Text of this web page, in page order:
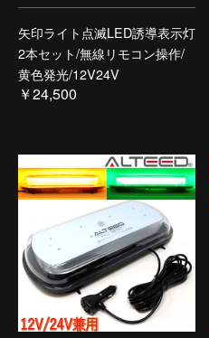
矢印ライト点滅LED誘導表示灯
2本セット/無線リモコン操作/
黄色発光/12V24V
￥24,500